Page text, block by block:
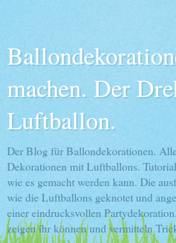
machen. Der
Luftballon.
Der Blog für Ballondekorationen.
Dekorationen mit Luftballons.
wie es gemacht werden kann. Die
wie die Luftballons geknotet und
einer eindrucksvollen
zeigen ihr können und vermitteln